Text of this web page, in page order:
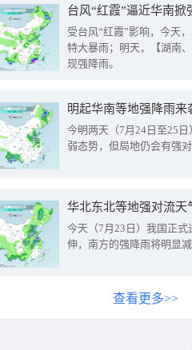
台风“红霞”逼近华南
受台风“红霞”影响，今天
特大暴雨；明天，【湖南
现强降雨。
明起华南等地强降雨
今明两天（7月24日至25
弱态势，但局地仍会有强
华北东北等地强对流天
今天（7月23日）我国正
伸，南方的强降雨将明显
查看更多>>